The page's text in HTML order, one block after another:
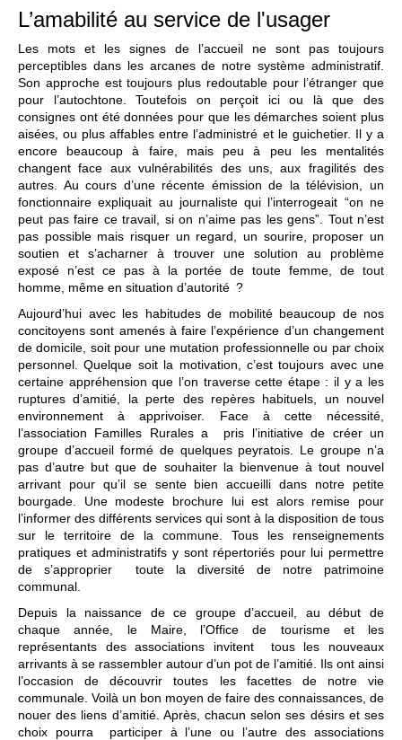
L’amabilité au service de l'usager
Les mots et les signes de l’accueil ne sont pas toujours
perceptibles dans les arcanes de notre système administratif.
Son approche est toujours plus redoutable pour l’étranger que
pour l’autochtone. Toutefois on perçoit ici ou là que des
consignes ont été données pour que les démarches soient plus
aisées, ou plus affables entre l’administré et le guichetier. Il y a
encore beaucoup à faire, mais peu à peu les mentalités
changent face aux vulnérabilités des uns, aux fragilités des
autres. Au cours d’une récente émission de la télévision, un
fonctionnaire expliquait au journaliste qui l’interrogeait “on ne
peut pas faire ce travail, si on n’aime pas les gens”. Tout n’est
pas possible mais risquer un regard, un sourire, proposer un
soutien et s’acharner à trouver une solution au problème
exposé n’est ce pas à la portée de toute femme, de tout
homme, même en situation d’autorité ?
Aujourd’hui avec les habitudes de mobilité beaucoup de nos
concitoyens sont amenés à faire l’expérience d’un changement
de domicile, soit pour une mutation professionnelle ou par choix
personnel. Quelque soit la motivation, c’est toujours avec une
certaine appréhension que l’on traverse cette étape : il y a les
ruptures d’amitié, la perte des repères habituels, un nouvel
environnement à apprivoiser. Face à cette nécessité,
l’association Familles Rurales a pris l’initiative de créer un
groupe d’accueil formé de quelques peyratois. Le groupe n’a
pas d’autre but que de souhaiter la bienvenue à tout nouvel
arrivant pour qu’il se sente bien accueilli dans notre petite
bourgade. Une modeste brochure lui est alors remise pour
l’informer des différents services qui sont à la disposition de tous
sur le territoire de la commune. Tous les renseignements
pratiques et administratifs y sont répertoriés pour lui permettre
de s’approprier toute la diversité de notre patrimoine
communal.
Depuis la naissance de ce groupe d’accueil, au début de
chaque année, le Maire, l’Office de tourisme et les
représentants des associations invitent tous les nouveaux
arrivants à se rassembler autour d’un pot de l’amitié. Ils ont ainsi
l’occasion de découvrir toutes les facettes de notre vie
communale. Voilà un bon moyen de faire des connaissances, de
nouer des liens d’amitié. Après, chacun selon ses désirs et ses
choix pourra participer à l’une ou l’autre des associations